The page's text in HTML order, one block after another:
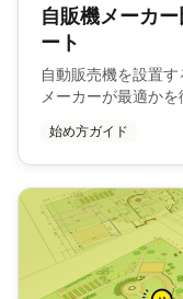
自販機メーカ
ート
自動販売機を設置
メーカーが最適かを
始め方ガイド